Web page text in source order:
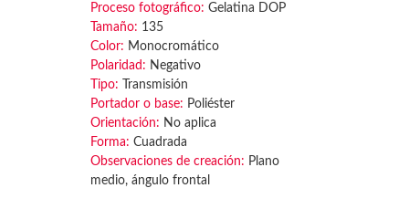
Proceso fotográfico: Gelatina DOP
Tamaño: 135
Color: Monocromático
Polaridad: Negativo
Tipo: Transmisión
Portador o base: Poliéster
Orientación: No aplica
Forma: Cuadrada
Observaciones de creación: Plano
medio, ángulo frontal